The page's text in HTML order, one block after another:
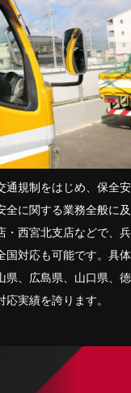
通規制をはじめ、保全安
全に関する業務全般に及
・西宮北支店などで、兵
国対応も可能です。具体
県、広島県、山口県、徳
実績を誇ります。